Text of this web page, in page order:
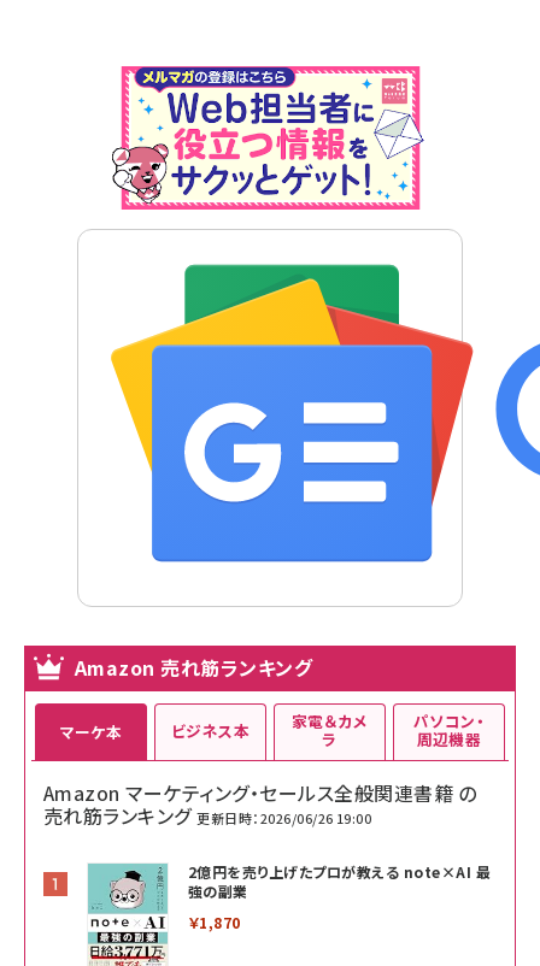
Amazon 売れ筋ランキング
マーケ本
Amazon マーケティング・セールス全般関連書籍 の
売れ筋ランキング 更新日時：2026/06/26 19:00
2億円を売り上げたプロが教える note×AI 最
強の副業
￥1,870
ビジネス本 家電＆カメ
ラ
パソコン・
周辺機器